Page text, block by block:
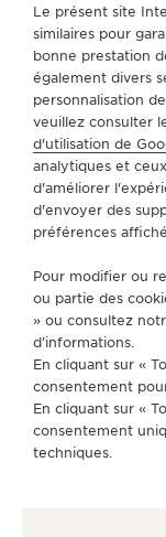
REVERSO,
LE
L’ODYSSÉE
LE
VOIR LES
TROUVER
A PROPOS DE
SERVICES
CONTACT
Le présent site
similaires pour
bonne prestation
également divers
personnalisation
veuillez consulter
d'utilisation de
analytiques et
d'améliorer
d'envoyer des
préférences
Pour modifier ou
ou partie des
» ou consultez
d’informations.
En cliquant sur «
consentement
En cliquant sur «
consentement
techniques.